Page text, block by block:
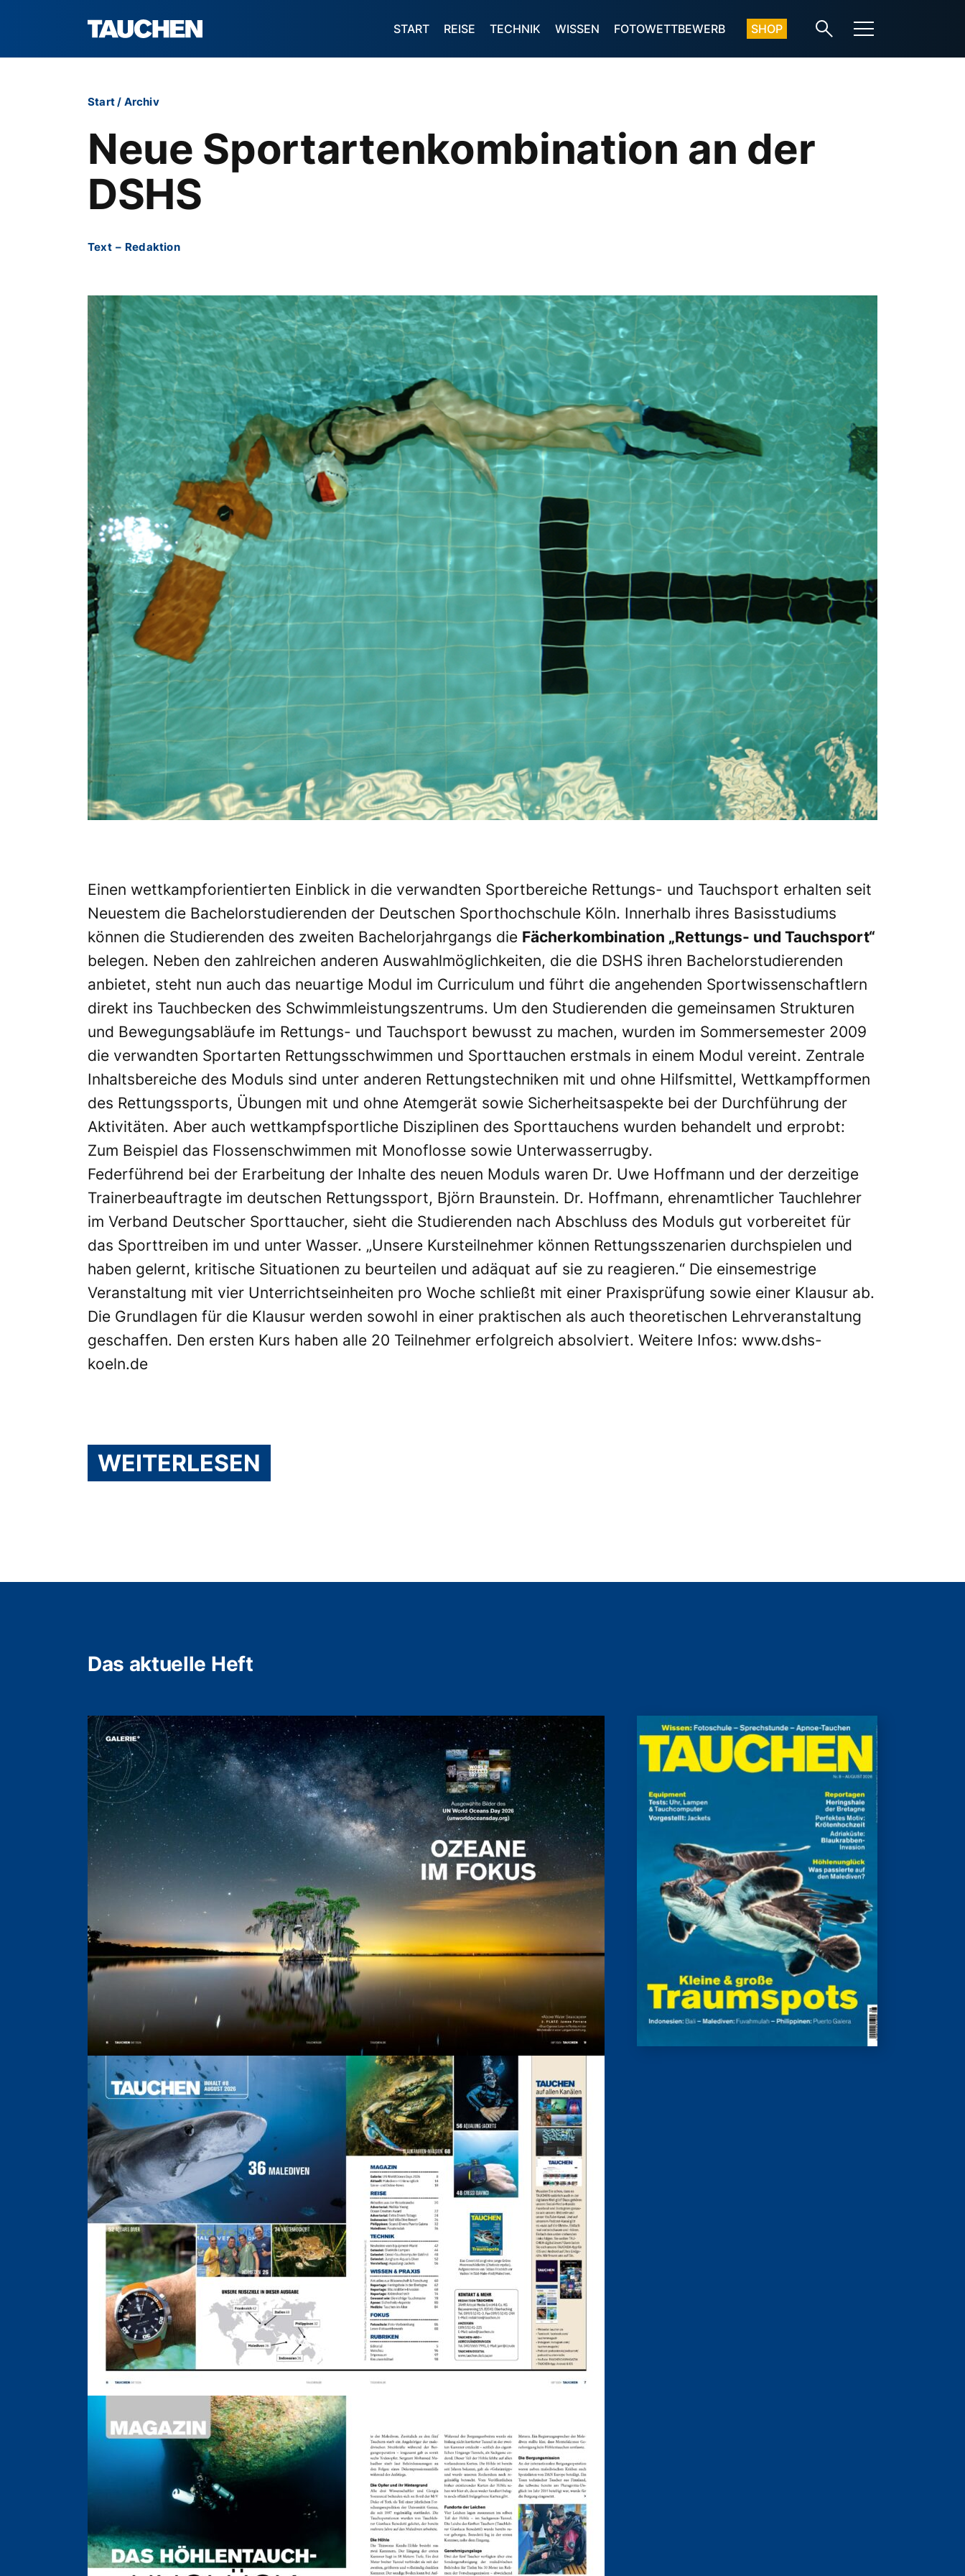
START REISE TECHNIK WISSEN FOTOWETTBEWERB SHOP
Start/ Archiv
Neue Sportartenkombination an der
DSHS
Text – Redaktion
Einen wettkampforientierten Einblick in die verwandten Sportbereiche Rettungs- und Tauchsport erhalten seit
Neuestem die Bachelorstudierenden der Deutschen Sporthochschule Köln. Innerhalb ihres Basisstudiums
können die Studierenden des zweiten Bachelorjahrgangs die Fächerkombination „Rettungs- und Tauchsport“
belegen. Neben den zahlreichen anderen Auswahlmöglichkeiten, die die DSHS ihren Bachelorstudierenden
anbietet, steht nun auch das neuartige Modul im Curriculum und führt die angehenden Sportwissenschaftlern
direkt ins Tauchbecken des Schwimmleistungszentrums. Um den Studierenden die gemeinsamen Strukturen
und Bewegungsabläufe im Rettungs- und Tauchsport bewusst zu machen, wurden im Sommersemester 2009
die verwandten Sportarten Rettungsschwimmen und Sporttauchen erstmals in einem Modul vereint. Zentrale
Inhaltsbereiche des Moduls sind unter anderen Rettungstechniken mit und ohne Hilfsmittel, Wettkampfformen
des Rettungssports, Übungen mit und ohne Atemgerät sowie Sicherheitsaspekte bei der Durchführung der
Aktivitäten. Aber auch wettkampfsportliche Disziplinen des Sporttauchens wurden behandelt und erprobt:
Zum Beispiel das Flossenschwimmen mit Monoflosse sowie Unterwasserrugby.
Federführend bei der Erarbeitung der Inhalte des neuen Moduls waren Dr. Uwe Hoffmann und der derzeitige
Trainerbeauftragte im deutschen Rettungssport, Björn Braunstein. Dr. Hoffmann, ehrenamtlicher Tauchlehrer
im Verband Deutscher Sporttaucher, sieht die Studierenden nach Abschluss des Moduls gut vorbereitet für
das Sporttreiben im und unter Wasser. „Unsere Kursteilnehmer können Rettungsszenarien durchspielen und
haben gelernt, kritische Situationen zu beurteilen und adäquat auf sie zu reagieren.“ Die einsemestrige
Veranstaltung mit vier Unterrichtseinheiten pro Woche schließt mit einer Praxisprüfung sowie einer Klausur ab.
Die Grundlagen für die Klausur werden sowohl in einer praktischen als auch theoretischen Lehrveranstaltung
geschaffen. Den ersten Kurs haben alle 20 Teilnehmer erfolgreich absolviert. Weitere Infos: www.dshs-
koeln.de
WEITERLESEN
Das aktuelle Heft